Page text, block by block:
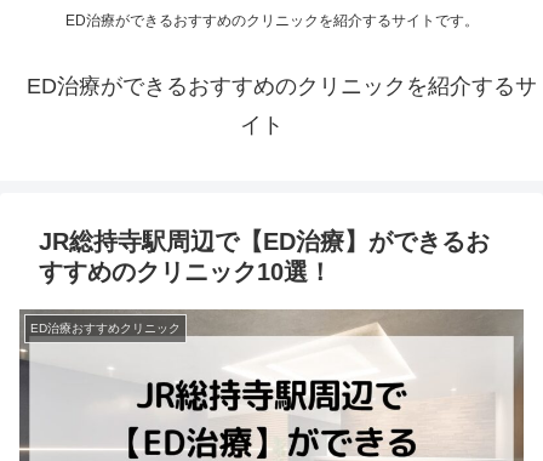
ED治療ができるおすすめのクリニックを紹介するサイトです。
ED治療ができるおすすめのクリニックを紹介するサ
イト
JR総持寺駅周辺で【ED治療】ができるお
すすめのクリニック10選！
ED治療おすすめクリニック